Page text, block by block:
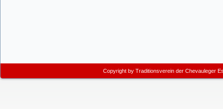
Copyright by Traditionsverein der Chevauleger